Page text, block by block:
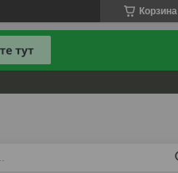
Корзина